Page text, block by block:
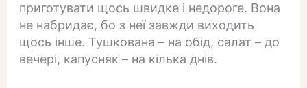
приготувати щось швидке і недороге. Вона
не набридає, бо з неї завжди виходить
щось інше. Тушкована – на обід, салат – до
вечері, капусняк – на кілька днів.